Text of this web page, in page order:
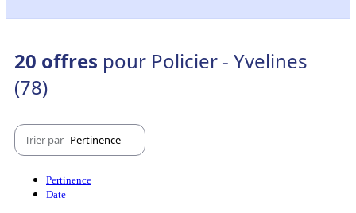
20 offres pour Policier - Yvelines
(78)
Trier par Pertinence
Pertinence
Date